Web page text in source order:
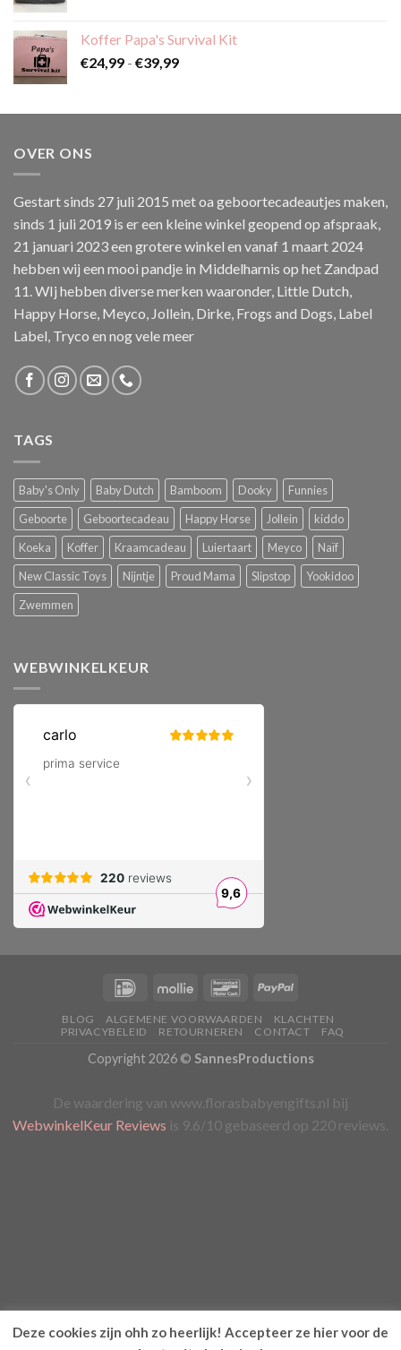
Koffer Papa's Survival Kit
€24,99 - €39,99Prijsklasse:
€39,99
OVER ONS
Gestart sinds 27 juli 2015 met oa geboortecadeautjes maken,
sinds 1 juli 2019 is er een kleine winkel geopend op afspraak,
21 januari 2023 een grotere winkel en vanaf 1 maart 2024
hebben wij een mooi pandje in Middelharnis op het Zandpad
11. WIj hebben diverse merken waaronder, Little Dutch,
Happy Horse, Meyco, Jollein, Dirke, Frogs and Dogs, Label
Label, Tryco en nog vele meer
TAGS
Baby's Only Baby Dutch Bamboom Dooky
Funnies
Geboorte
Geboortecadeau Happy Horse Jollein
kiddo
Koeka
Koffer Kraamcadeau Luiertaart Meyco
Naïf
New Classic Toys
Nijntje Proud Mama Slipstop
Yookidoo
Zwemmen
WEBWINKELKEUR
BLOG ALGEMENE VOORWAARDEN
KLACHTEN
PRIVACYBELEID
RETOURNEREN CONTACT FAQ
Copyright 2026 © SannesProductions
Deze cookies zijn ohh zo heerlijk! Accepteer ze hier voor de
De waardering van www.florasbabyengifts.nl bij
WebwinkelKeur Reviews is 9.6/10 gebaseerd op 220 reviews.